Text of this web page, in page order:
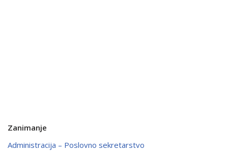
Zanimanje
Administracija – Poslovno sekretarstvo